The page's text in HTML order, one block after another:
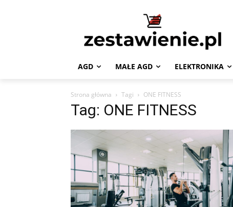
AGD MAŁE AGD ELEKTRONIKA
Strona główna Tagi ONE FITNESS
Tag: ONE FITNESS